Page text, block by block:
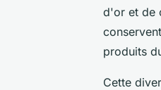
d'or et de
produits
Cette